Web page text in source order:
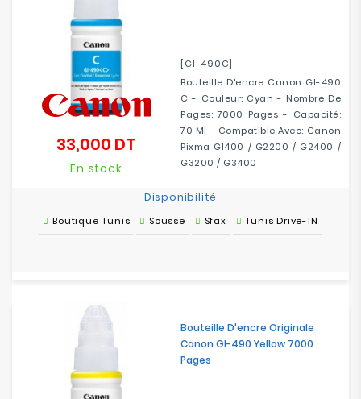
[GI-490C]
Bouteille D'encre Canon GI-490
C - Couleur: Cyan - Nombre De
Pages: 7000 Pages - Capacité:
70 Ml - Compatible Avec: Canon
Pixma G1400 / G2200 / G2400 /
G3200 / G3400
33,000 DT
En stock
Disponibilité
Boutique Tunis Sousse Sfax Tunis Drive-IN
Bouteille D'encre Originale
Canon GI-490 Yellow 7000
Pages